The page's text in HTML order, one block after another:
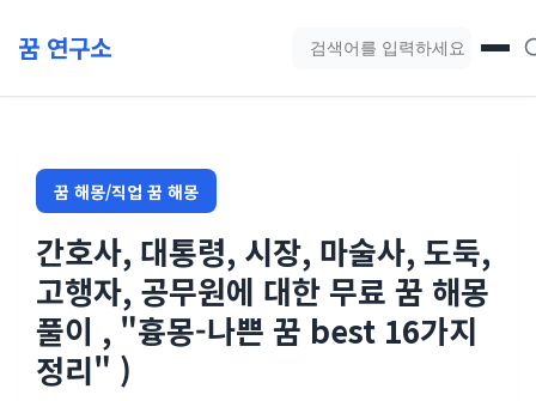
꿈 연구소 블로그 검색
꿈 해몽/직업 꿈 해몽
간호사, 대통령, 시장, 마술사, 도둑,
고행자, 공무원에 대한 무료 꿈 해몽
풀이 , "흉몽-나쁜 꿈 best 16가지
정리" )